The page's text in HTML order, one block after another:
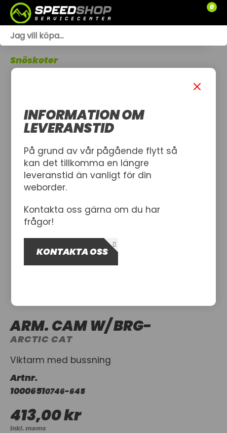
0
SLÄPVAGNAR
Snöskoter
ARM. CAM W/ BRG-
ARCTIC CAT
Viktarm med bussning
Artnr.
10006510746-645
413,00 kr
Inkl. moms
INFORMATION OM
LEVERANSTID
På grund av vår pågående flytt så
kan det tillkomma en längre
leveranstid än vanligt för din
weborder.
Kontakta oss gärna om du har
frågor!
KONTAKTA OSS